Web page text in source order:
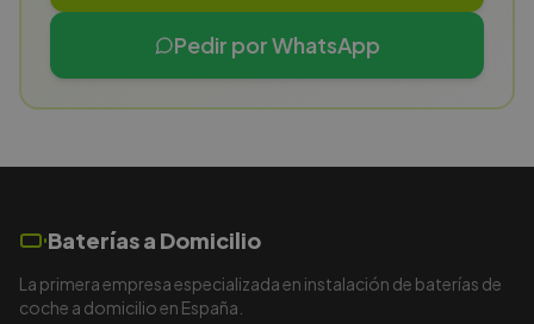
Pedir por WhatsApp
Baterías a Domicilio
La primera empresa especializada en instalación de baterías de
coche a domicilio en España.